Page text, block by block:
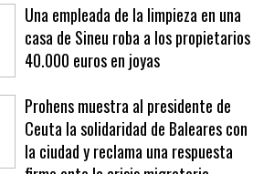
Una empleada de la limpieza en una
casa de Sineu roba a los propietarios
40.000 euros en joyas
Prohens muestra al presidente de
Ceuta la solidaridad de Baleares con